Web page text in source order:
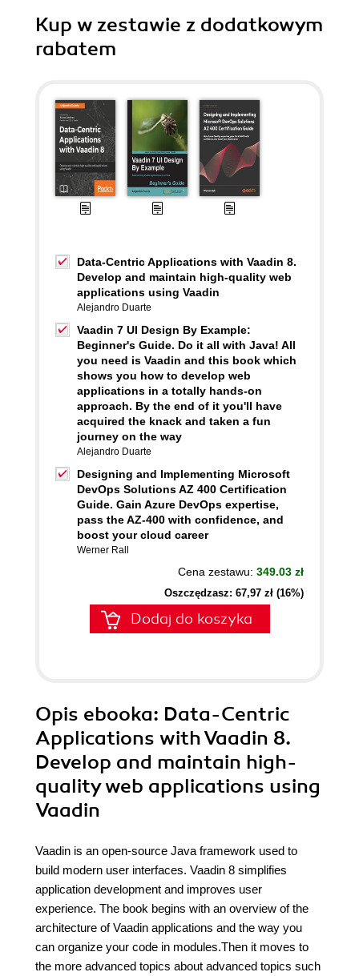
Kup w zestawie z dodatkowym
rabatem
Data-Centric Applications with Vaadin 8.
Develop and maintain high-quality web
applications using Vaadin
Alejandro Duarte
Vaadin 7 UI Design By Example:
Beginner's Guide. Do it all with Java! All
you need is Vaadin and this book which
shows you how to develop web
applications in a totally hands-on
approach. By the end of it you'll have
acquired the knack and taken a fun
journey on the way
Alejandro Duarte
Designing and Implementing Microsoft
DevOps Solutions AZ 400 Certification
Guide. Gain Azure DevOps expertise,
pass the AZ-400 with confidence, and
boost your cloud career
Werner Rall
Cena zestawu: 349.03 zł
Oszczędzasz: 67,97 zł (16%)
Dodaj do koszyka
Opis ebooka: Data-Centric
Applications with Vaadin 8.
Develop and maintain high-
quality web applications using
Vaadin
Vaadin is an open-source Java framework used to
build modern user interfaces. Vaadin 8 simplifies
application development and improves user
experience. The book begins with an overview of the
architecture of Vaadin applications and the way you
can organize your code in modules.Then it moves to
the more advanced topics about advanced topics such